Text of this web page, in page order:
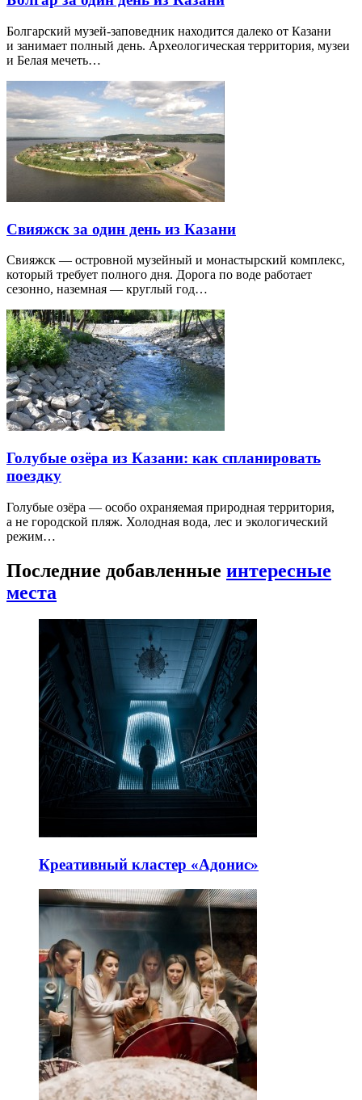
Болгарский музей-заповедник находится далеко от Казани
и занимает полный день. Археологическая территория, музеи
и Белая мечеть…
Свияжск за один день из Казани
Свияжск — островной музейный и монастырский комплекс,
который требует полного дня. Дорога по воде работает
сезонно, наземная — круглый год…
Голубые озёра из Казани: как спланировать
поездку
Голубые озёра — особо охраняемая природная территория,
а не городской пляж. Холодная вода, лес и экологический
режим…
Последние добавленные интересные
места
Креативный кластер «Адонис»